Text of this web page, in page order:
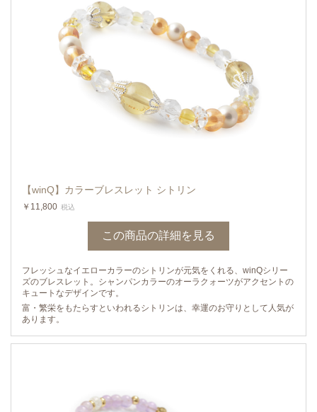
【winQ】カラーブレスレット シトリン
￥11,800 税込
この商品の詳細を見る
フレッシュなイエローカラーのシトリンが元気をくれる、winQシリー
ズのブレスレット。シャンパンカラーのオーラクォーツがアクセントの
キュートなデザインです。
富・繁栄をもたらすといわれるシトリンは、幸運のお守りとして人気が
あります。